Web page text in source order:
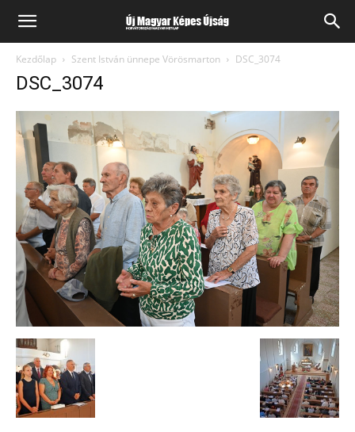
Kezdőlap Szent István ünnepe Vörösmarton DSC_3074
DSC_3074